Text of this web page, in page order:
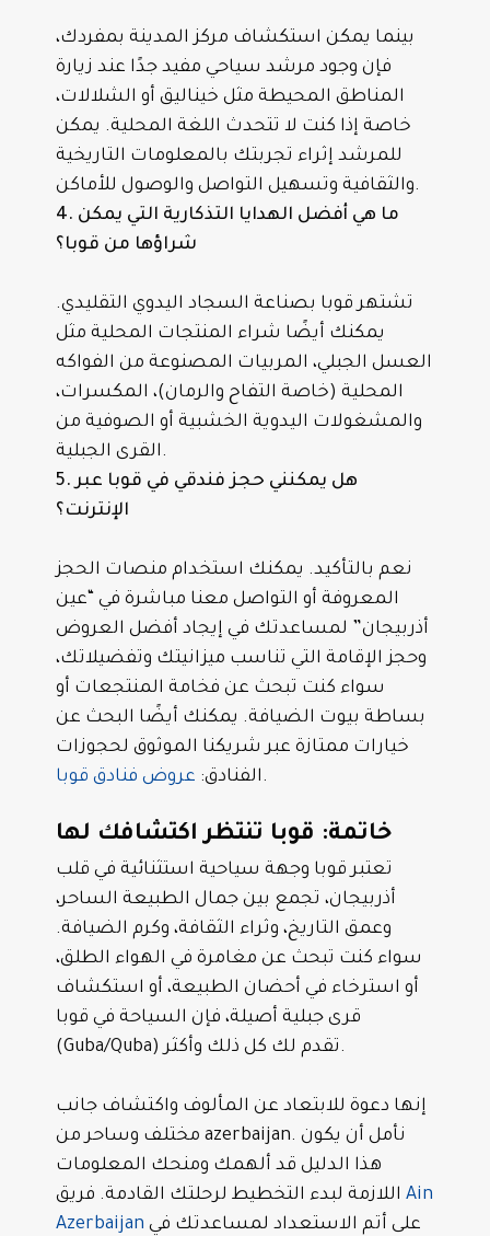
بينما يمكن استكشاف مركز المدينة بمفردك،
فإن وجود مرشد سياحي مفيد جدًا عند زيارة
المناطق المحيطة مثل خيناليق أو الشلالات،
خاصة إذا كنت لا تتحدث اللغة المحلية. يمكن
للمرشد إثراء تجربتك بالمعلومات التاريخية
والثقافية وتسهيل التواصل والوصول للأماكن.
4. ما هي أفضل الهدايا التذكارية التي يمكن
شراؤها من قوبا؟
تشتهر قوبا بصناعة السجاد اليدوي التقليدي.
يمكنك أيضًا شراء المنتجات المحلية مثل
العسل الجبلي، المربيات المصنوعة من الفواكه
المحلية (خاصة التفاح والرمان)، المكسرات،
والمشغولات اليدوية الخشبية أو الصوفية من
القرى الجبلية.
5. هل يمكنني حجز فندقي في قوبا عبر
الإنترنت؟
نعم بالتأكيد. يمكنك استخدام منصات الحجز
المعروفة أو التواصل معنا مباشرة في “عين
أذربيجان” لمساعدتك في إيجاد أفضل العروض
وحجز الإقامة التي تناسب ميزانيتك وتفضيلاتك،
سواء كنت تبحث عن فخامة المنتجعات أو
بساطة بيوت الضيافة. يمكنك أيضًا البحث عن
خيارات ممتازة عبر شريكنا الموثوق لحجوزات
الفنادق: عروض فنادق قوبا .
خاتمة: قوبا تنتظر اكتشافك لها
تعتبر قوبا وجهة سياحية استثنائية في قلب
أذربيجان، تجمع بين جمال الطبيعة الساحر،
وعمق التاريخ، وثراء الثقافة، وكرم الضيافة.
سواء كنت تبحث عن مغامرة في الهواء الطلق،
أو استرخاء في أحضان الطبيعة، أو استكشاف
قرى جبلية أصيلة، فإن السياحة في قوبا
(Guba/Quba) تقدم لك كل ذلك وأكثر.
إنها دعوة للابتعاد عن المألوف واكتشاف جانب
مختلف وساحر من azerbaijan. نأمل أن يكون
هذا الدليل قد ألهمك ومنحك المعلومات
Ain
Azerbaijan